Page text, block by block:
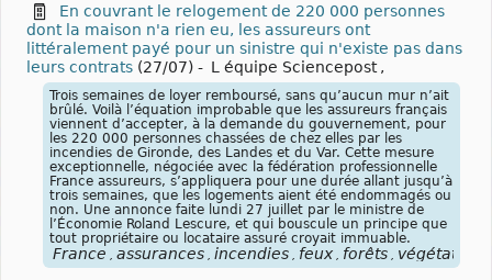
En couvrant le relogement de 220 000 personnes
dont la maison n'a rien eu, les assureurs ont
littéralement payé pour un sinistre qui n'existe pas dans
leurs contrats (27/07) - L équipe Sciencepost ,
Trois semaines de loyer remboursé, sans qu’aucun mur n’ait
brûlé. Voilà l’équation improbable que les assureurs français
viennent d’accepter, à la demande du gouvernement, pour
les 220 000 personnes chassées de chez elles par les
incendies de Gironde, des Landes et du Var. Cette mesure
exceptionnelle, négociée avec la fédération professionnelle
France assureurs, s’appliquera pour une durée allant jusqu’à
trois semaines, que les logements aient été endommagés ou
non. Une annonce faite lundi 27 juillet par le ministre de
l’Économie Roland Lescure, et qui bouscule un principe que
tout propriétaire ou locataire assuré croyait immuable.
France assurances incendies feux forêts végétation